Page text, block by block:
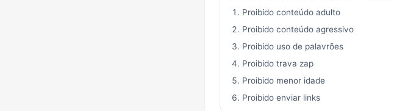
Proibido conteúdo adulto
Proibido conteúdo agressivo
Proibido uso de palavrões
Proibido trava zap
Proibido menor idade
Proibido enviar links